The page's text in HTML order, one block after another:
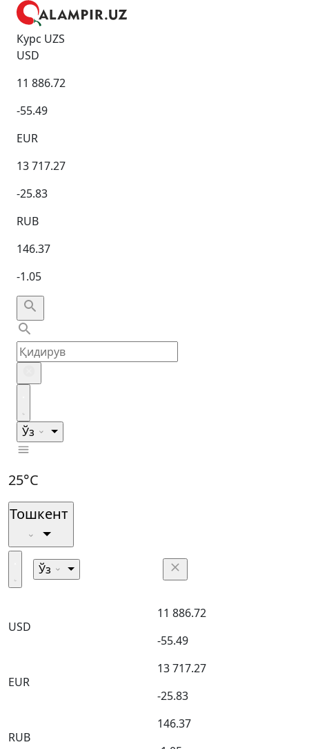
Курс UZS
USD
11 886.72
-55.49
EUR
13 717.27
-25.83
RUB
146.37
-1.05
Ўз
25°C
Тошкент
Ўз
USD
11 886.72
-55.49
EUR
13 717.27
-25.83
RUB
146.37